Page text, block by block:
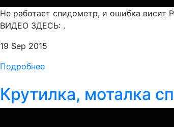
Не работает спидометр, и ошибка висит
ВИДЕО ЗДЕСЬ: .
19 Sep 2015
Подробнее
Крутилка, моталка